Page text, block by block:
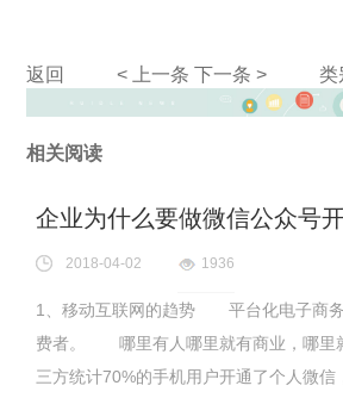
返回 < 上一条 下一条 > 类
相关阅读
企业为什么要做微信公众号
2018-04-02 1936
1、移动互联网的趋势 平台化电子商务
费者。 哪里有人哪里就有商业，哪里
三方统计70%的手机用户开通了个人微信